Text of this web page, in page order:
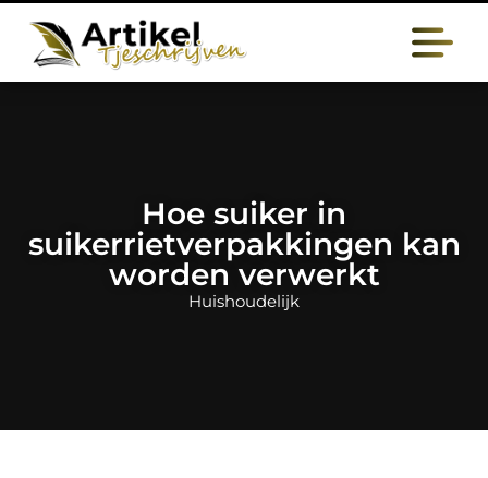
Hoe suiker in
suikerrietverpakkingen kan
worden verwerkt
Huishoudelijk